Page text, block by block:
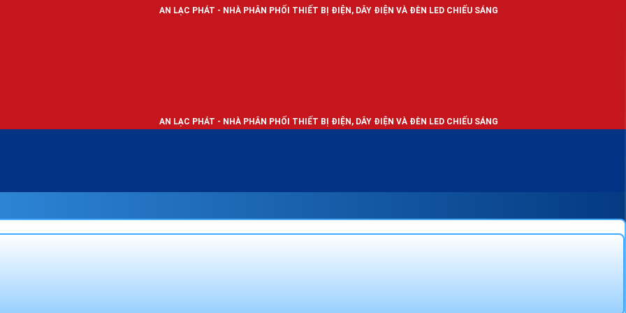
AN LẠC PHÁT - NHÀ PHÂN PHỐI THIẾT BỊ ĐIỆN, DÂY ĐIỆN VÀ ĐÈN LED CHIẾU SÁNG
AN LẠC PHÁT - NHÀ PHÂN PHỐI THIẾT BỊ ĐIỆN, DÂY ĐIỆN VÀ ĐÈN LED CHIẾU SÁNG